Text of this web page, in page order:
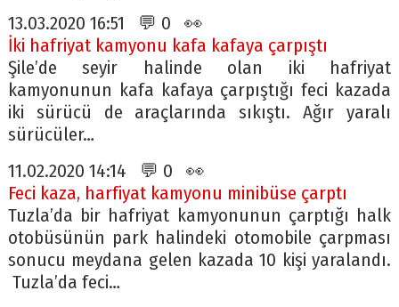
13.03.2020 16:51 💬 0 👀
İki hafriyat kamyonu kafa kafaya çarpıştı
Şile’de seyir halinde olan iki hafriyat
kamyonunun kafa kafaya çarpıştığı feci kazada
iki sürücü de araçlarında sıkıştı. Ağır yaralı
sürücüler…
11.02.2020 14:14 💬 0 👀
Feci kaza, harfiyat kamyonu minibüse çarptı
Tuzla’da bir hafriyat kamyonunun çarptığı halk
otobüsünün park halindeki otomobile çarpması
sonucu meydana gelen kazada 10 kişi yaralandı.
Tuzla’da feci…